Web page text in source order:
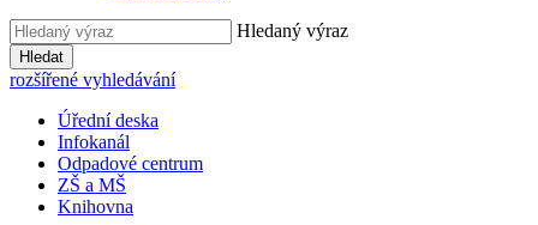
Hledaný výraz
Hledat
rozšířené vyhledávání
Úřední deska
Infokanál
Odpadové centrum
ZŠ a MŠ
Knihovna